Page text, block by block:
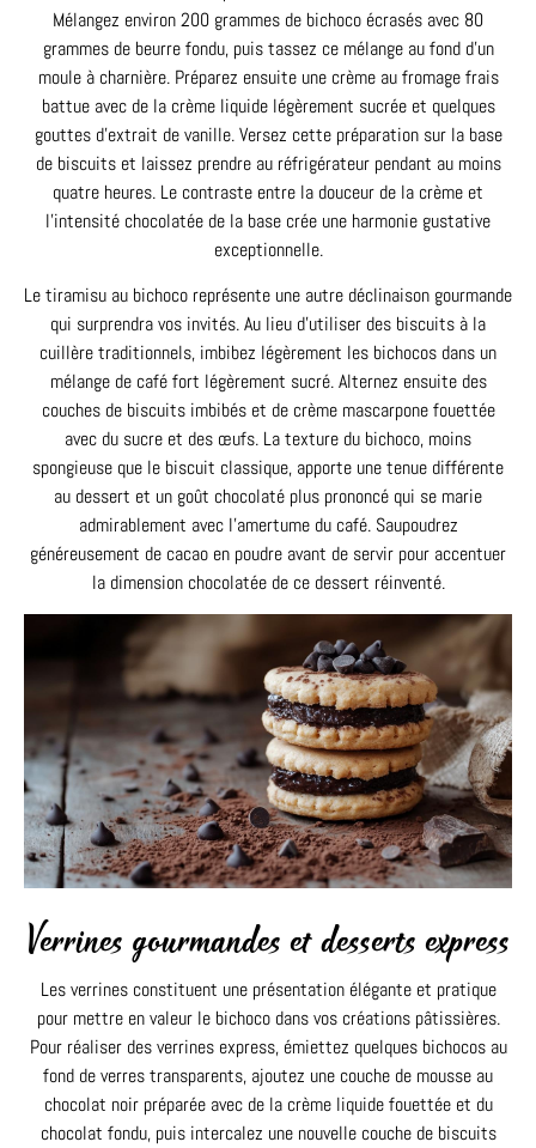
Mélangez environ 200 grammes de bichoco écrasés avec 80
grammes de beurre fondu, puis tassez ce mélange au fond d’un
moule à charnière. Préparez ensuite une crème au fromage frais
battue avec de la crème liquide légèrement sucrée et quelques
gouttes d’extrait de vanille. Versez cette préparation sur la base
de biscuits et laissez prendre au réfrigérateur pendant au moins
quatre heures. Le contraste entre la douceur de la crème et
l’intensité chocolatée de la base crée une harmonie gustative
exceptionnelle.
Le tiramisu au bichoco représente une autre déclinaison gourmande
qui surprendra vos invités. Au lieu d’utiliser des biscuits à la
cuillère traditionnels, imbibez légèrement les bichocos dans un
mélange de café fort légèrement sucré. Alternez ensuite des
couches de biscuits imbibés et de crème mascarpone fouettée
avec du sucre et des œufs. La texture du bichoco, moins
spongieuse que le biscuit classique, apporte une tenue différente
au dessert et un goût chocolaté plus prononcé qui se marie
admirablement avec l’amertume du café. Saupoudrez
généreusement de cacao en poudre avant de servir pour accentuer
la dimension chocolatée de ce dessert réinventé.
Verrines gourmandes et desserts express
Les verrines constituent une présentation élégante et pratique
pour mettre en valeur le bichoco dans vos créations pâtissières.
Pour réaliser des verrines express, émiettez quelques bichocos au
fond de verres transparents, ajoutez une couche de mousse au
chocolat noir préparée avec de la crème liquide fouettée et du
chocolat fondu, puis intercalez une nouvelle couche de biscuits